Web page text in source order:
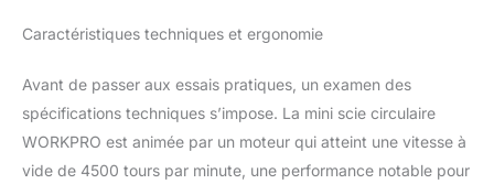
Confort : Cette petite
d’un système de triple
protection, d’une
poignée antidérapante et
d’un capot de sécurité.
Sa conception compacte
Caractéristiques techniques et ergonomie
Avant de passer aux essais pratiques, un examen des
spécifications techniques s’impose. La mini scie circulaire
WORKPRO est animée par un moteur qui atteint une vitesse à
vide de 4500 tours par minute, une performance notable pour